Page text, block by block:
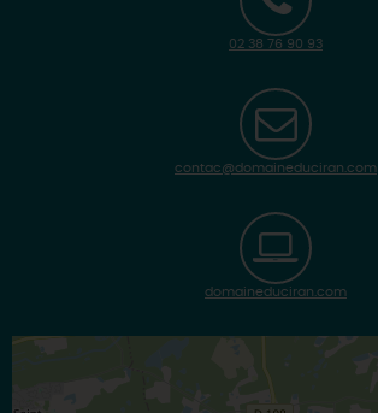
02 38 76 90 93
contac@domaineduciran.com
domaineduciran.com